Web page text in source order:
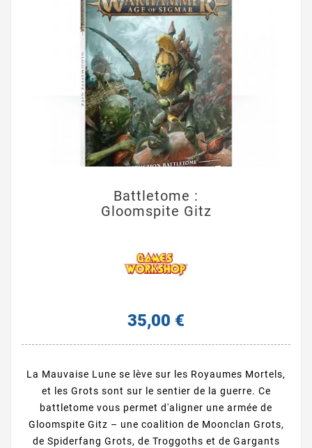
Battletome :
Gloomspite Gitz
35,00 €
La Mauvaise Lune se lève sur les Royaumes Mortels,
et les Grots sont sur le sentier de la guerre. Ce
battletome vous permet d'aligner une armée de
Gloomspite Gitz – une coalition de Moonclan Grots,
de Spiderfang Grots, de Troggoths et de Gargants